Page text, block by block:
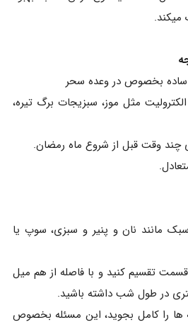
ساده بخصوص در وعده سحر
مثل موز، سبزیجات برگ تیره،
وقت قبل از شروع ماه رمضان.
مانند نان و پنیر و سبزی، سوپ یا
تقسیم کنید و با فاصله از هم میل
در طول شب داشته باشید.
ها را کامل بجوید، این مسئله بخصوص